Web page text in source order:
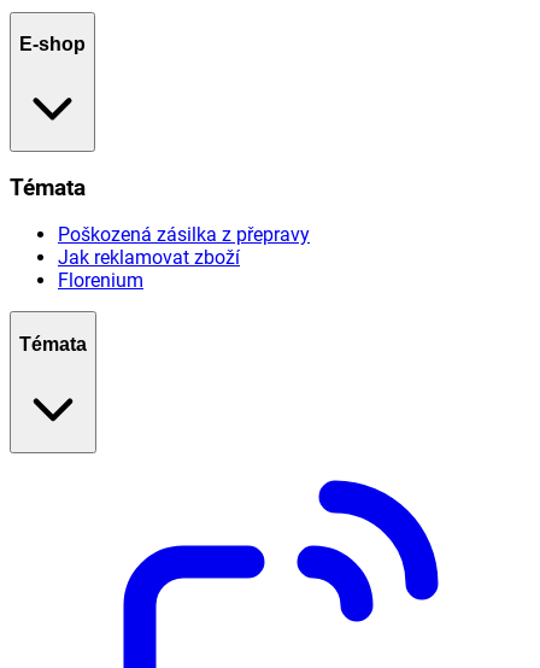
E-shop
Témata
Poškozená zásilka z přepravy
Jak reklamovat zboží
Florenium
Témata